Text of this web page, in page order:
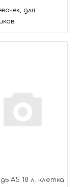
для
А5 18 л. клетка